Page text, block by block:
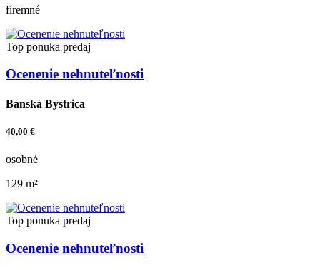
firemné
Top ponuka predaj
Ocenenie nehnuteľnosti
Banská Bystrica
40,00 €
osobné
129 m²
Top ponuka predaj
Ocenenie nehnuteľnosti